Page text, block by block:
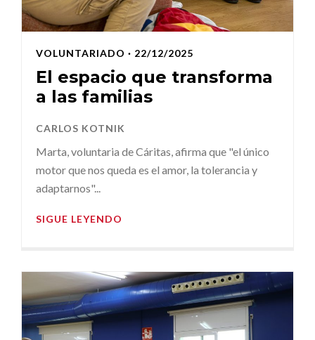
VOLUNTARIADO · 22/12/2025
El espacio que transforma
a las familias
CARLOS KOTNIK
Marta, voluntaria de Cáritas, afirma que "el único
motor que nos queda es el amor, la tolerancia y
adaptarnos"...
SIGUE LEYENDO